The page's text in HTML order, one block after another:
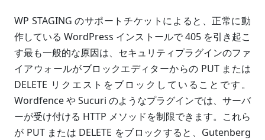
WP STAGING のサポートチケットによると、正常に動
作している WordPress インストールで 405 を引き起こ
す最も一般的な原因は、セキュリティプラグインのファ
イアウォールがブロックエディターからの PUT または
DELETE リクエストをブロックしていることです。
Wordfence や Sucuri のようなプラグインでは、サーバ
ーが受け付ける HTTP メソッドを制限できます。これら
が PUT または DELETE をブロックすると、Gutenberg